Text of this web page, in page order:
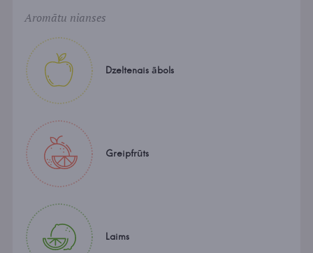
Aromātu nianses
Dzeltenais ābols
Greipfrūts
Laims